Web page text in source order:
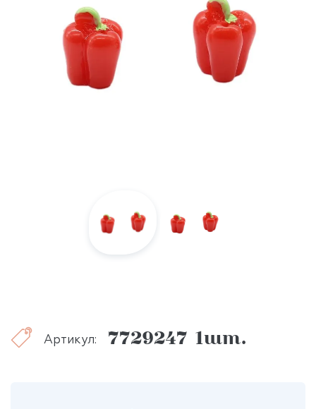
Артикул: 7729247 1шт.